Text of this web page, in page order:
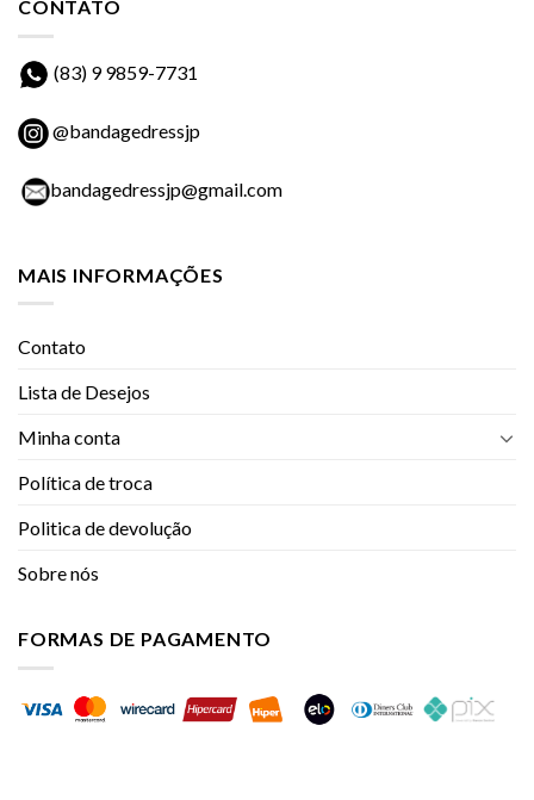
CONTATO
(83) 9 9859-7731
@bandagedressjp
bandagedressjp@gmail.com
MAIS INFORMAÇÕES
Contato
Lista de Desejos
Minha conta
Política de troca
Politica de devolução
Sobre nós
FORMAS DE PAGAMENTO